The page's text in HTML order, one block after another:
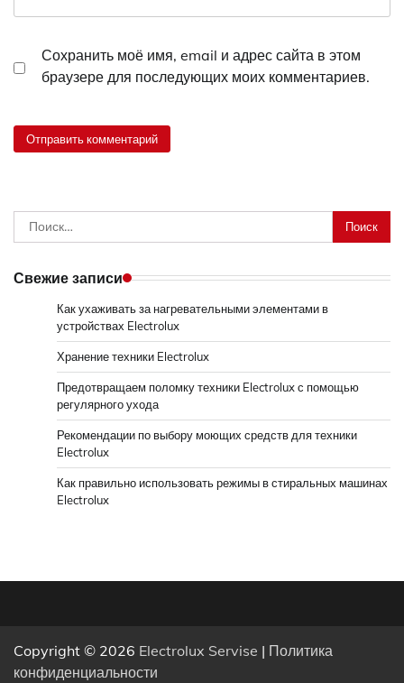
Сохранить моё имя, email и адрес сайта в этом
браузере для последующих моих комментариев.
Найти:
Свежие записи
Как ухаживать за нагревательными элементами в
устройствах Electrolux
Хранение техники Electrolux
Предотвращаем поломку техники Electrolux с помощью
регулярного ухода
Рекомендации по выбору моющих средств для техники
Electrolux
Как правильно использовать режимы в стиральных машинах
Electrolux
Copyright © 2026 Electrolux Servise | Политика
конфиденциальности